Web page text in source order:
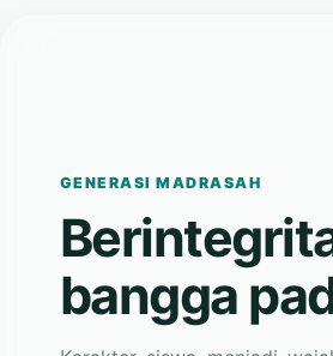
bangga
Karakter siswa menjadi
madrasah yang adaptif dan